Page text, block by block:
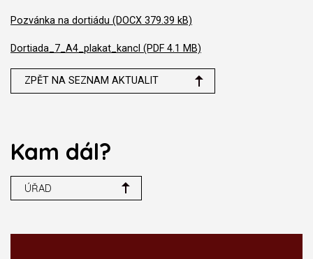
Pozvánka na dortiádu (DOCX 379.39 kB)
Dortiada_7_A4_plakat_kancl (PDF 4.1 MB)
ZPĚT NA SEZNAM AKTUALIT
Kam dál?
ÚŘAD